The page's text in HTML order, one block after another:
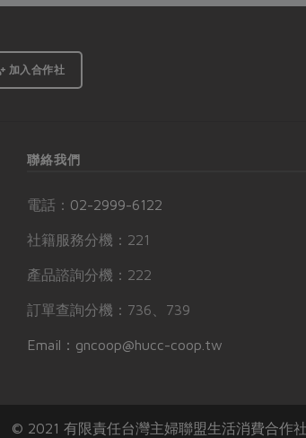
加入合作社
聯絡我們
電話： 02-2999-6122
社籍服務分機：221
產品諮詢分機：222
訂單查詢分機：736、739
Email：gncoop@hucc-coop.tw
© 2021 有限責任台灣主婦聯盟生活消費合